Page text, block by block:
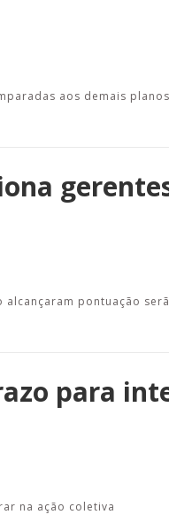
aos demais
alcançaram pontuação
para
na ação coletiva